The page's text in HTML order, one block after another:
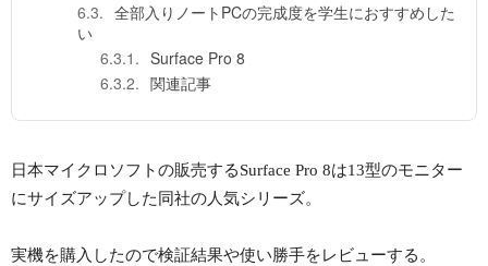
全部入りノートPCの完成度を学生におすすめした
い
Surface Pro 8
関連記事
日本マイクロソフトの販売するSurface Pro 8は13型のモニター
にサイズアップした同社の人気シリーズ。
実機を購入したので検証結果や使い勝手をレビューする。